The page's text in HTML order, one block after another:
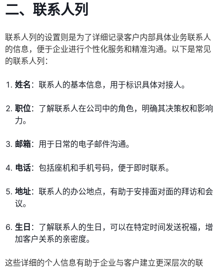
二、联系人列
联系人列的设置则是为了详细记录客户内部具体业务联系人
的信息，便于企业进行个性化服务和精准沟通。以下是常见
的联系人列：
姓名 ：联系人的基本信息，用于标识具体对接人。
职位：了解联系人在公司中的角色，明确其决策权和影响
力。
邮箱：用于日常的电子邮件沟通。
电话：包括座机和手机号码，便于即时联系。
地址：联系人的办公地点，有助于安排面对面的拜访和会
议。
生日 ：了解联系人的生日，可以在特定时间发送祝福，增
加客户关系的亲密度。
这些详细的个人信息有助于企业与客户建立更深层次的联